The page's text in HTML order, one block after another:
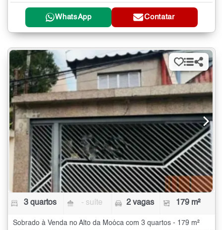
WhatsApp Contatar
3 quartos - suíte 2 vagas 179 m²
Sobrado à Venda no Alto da Moóca com 3 quartos - 179 m²